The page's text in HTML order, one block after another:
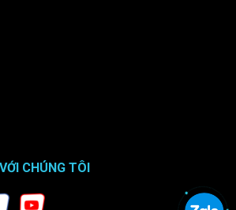
CHÚNG TÔI